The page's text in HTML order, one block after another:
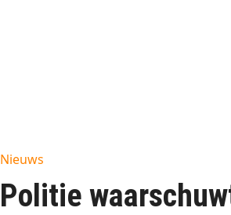
Nieuws
Politie